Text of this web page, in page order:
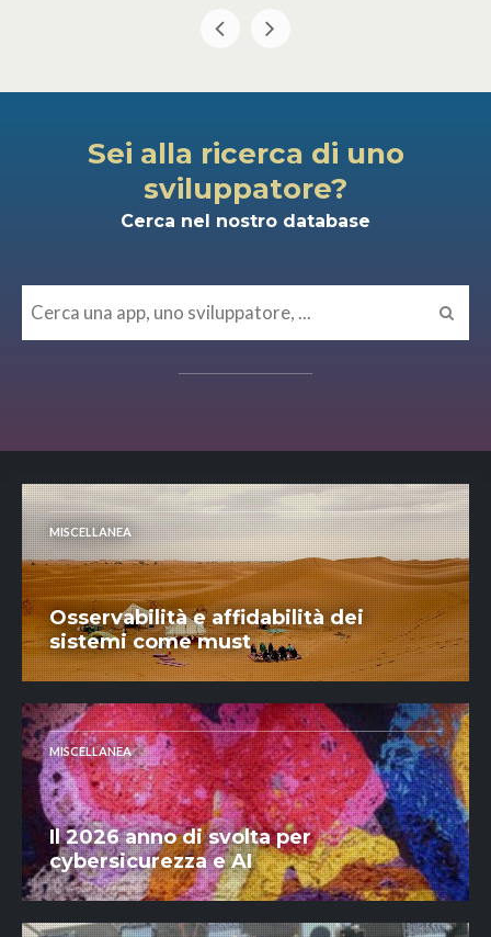
Sei alla ricerca di uno
sviluppatore?
Cerca nel nostro database
MISCELLANEA
Osservabilità e affidabilità dei
sistemi come must
MISCELLANEA
Il 2026 anno di svolta per
cybersicurezza e AI